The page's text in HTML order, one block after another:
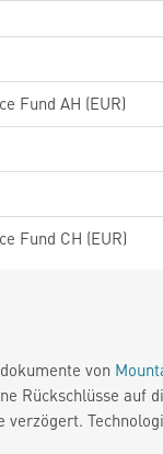
Fund AH (EUR)
Fund CH (EUR)
von
Rückschlüsse auf